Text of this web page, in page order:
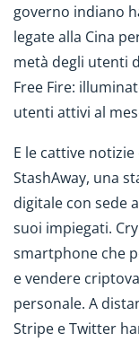
governo indiano
legate alla Cina
metà degli utenti
Free Fire:
utenti attivi al
E le cattive
StashAway, una
digitale con sede
suoi impiegati.
smartphone che
e vendere
personale. A
Stripe e Twitter